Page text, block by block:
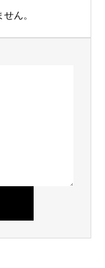
ん。